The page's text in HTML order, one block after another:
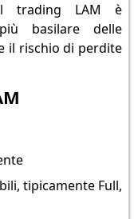
trading LAM è
basilare delle
il rischio di perdite
tipicamente Full,